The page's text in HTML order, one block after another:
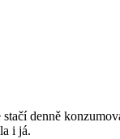
denně
i já.